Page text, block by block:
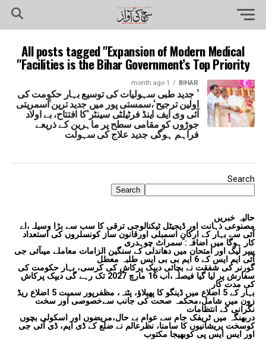
All posts tagged "Expansion of Modern Medical
Facilities is the Bihar Government’s Top Priority"
BIHAR
1 month ago
’ جدید طبی سہولیات کی توسیع بہار حکومت کی
اولین ترجیح‘،سمستی پور میں جدید ترین’اسمریتی
آئی وی ایف اینڈ فرٹیلٹی سینٹر‘کا افتتاح، بے اولاد
جوڑوں کو مقامی سطح پر ماہرین کے ذریعے
فراہم ہوگی جدید علاج کی سہولت
Search
Search
حالیہ خبریں
مصنوعی ذہانت اور ڈیجیٹل ٹیکنالوجی ترقی کا سب سے بڑا وسیلہ،اے
آئی سے بہار کے ارکانِ اسمبلی اورقانون ساز کونسلروں کی استعداد
کار ہوگا میں اضافہ: سمراٹ چوہدری
پیپر لیک اور امتحان میں دھاندلی کے سنگین الزامات معاملے میںآئی جی
آئی ایم ایس کے 6 ایم بی بی ایس طلبہ معطل
گورنر کی شفقت نے بچائی دیپک پرکاش کی کرسی، بہار حکومت کی
سفارش پر لیا گیا فیصلہ،اب 16 مارچ 2027 تک رہے گی دیپک پرکاش
کی مدت کار
بہار کے 5 اضلاع میں ڈینگو کا پھیلاؤ، پٹنہ، مظفرپور سمیت 5 اضلاع ریڈ
زون میں شامل،محکمہ صحت کی جانب سےخصوصی اور سخت
نگرانی کے انتظامات
دربھنگہ میں ٹریفک جام سے عوام بے حال،مریضوں اور اسکولی بچوں
کوسخت پریشانیوں کا سامنا، نظرعالم نے ضلع کے ڈی ایم، ڈی آئی جی
اور ایس ایس پی کوبھیجا مکتوب